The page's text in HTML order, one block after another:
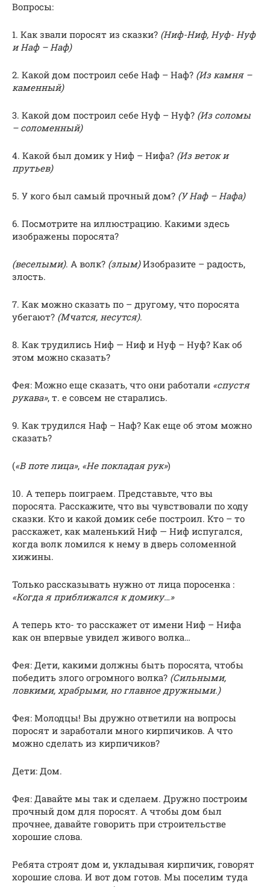
Вопросы:
1. Как звали поросят из сказки? (Ниф-Ниф, Нуф- Нуф
и Наф – Наф)
2. Какой дом построил себе Наф – Наф? (Из камня –
каменный)
3. Какой дом построил себе Нуф – Нуф? (Из соломы
– соломенный)
4. Какой был домик у Ниф – Нифа? (Из веток и
прутьев)
5. У кого был самый прочный дом? (У Наф – Нафа)
6. Посмотрите на иллюстрацию. Какими здесь
изображены поросята?
(веселыми). А волк? (злым)Изобразите – радость,
злость.
7. Как можно сказать по – другому, что поросята
убегают? (Мчатся, несутся).
8. Как трудились Ниф — Ниф и Нуф – Нуф? Как об
этом можно сказать?
Фея: Можно еще сказать, что они работали «спустя
рукава», т. е совсем не старались.
9. Как трудился Наф – Наф? Как еще об этом можно
сказать?
(«В поте лица», «Не покладая рук»)
10. А теперь поиграем. Представьте, что вы
поросята. Расскажите, что вы чувствовали по ходу
сказки. Кто и какой домик себе построил. Кто – то
расскажет, как маленький Ниф — Ниф испугался,
когда волк ломился к нему в дверь соломенной
хижины.
Только рассказывать нужно от лица поросенка :
«Когда я приближался к домику…»
А теперь кто- то расскажет от имени Ниф – Нифа
как он впервые увидел живого волка…
Фея: Дети, какими должны быть поросята, чтобы
победить злого огромного волка? (Сильными,
ловкими, храбрыми, но главное дружными.)
Фея: Молодцы! Вы дружно ответили на вопросы
поросят и заработали много кирпичиков. А что
можно сделать из кирпичиков?
Дети: Дом.
Фея: Давайте мы так и сделаем. Дружно построим
прочный дом для поросят. А чтобы дом был
прочнее, давайте говорить при строительстве
хорошие слова.
Ребята строят дом и, укладывая кирпичик, говорят
хорошие слова. И вот дом готов. Мы поселим туда